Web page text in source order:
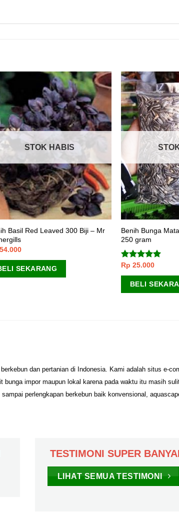
STOK HABIS
Basil Red Leaved 300 Biji – Mr
54.000
SEKARANG
Benih Bunga
250 gram
Dinilai5.00
Rp 25.000
BELI
dan pertanian di Indonesia. Kami adalah situs e-
bunga impor maupun lokal karena pada waktu itu masih
perlengkapan berkebun baik konvensional,
TESTIMONI SUPER
LIHAT SEMUA TESTIMONI